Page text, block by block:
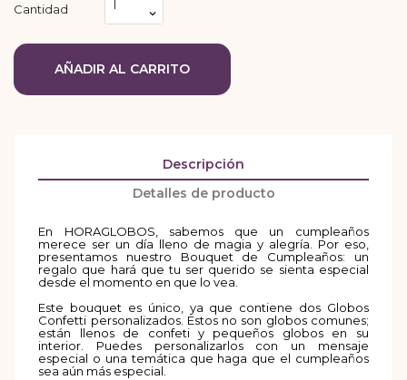
Cantidad
AÑADIR AL CARRITO
Descripción
Detalles de producto
En HORAGLOBOS, sabemos que un cumpleaños
merece ser un día lleno de magia y alegría. Por eso,
presentamos nuestro Bouquet de Cumpleaños: un
regalo que hará que tu ser querido se sienta especial
desde el momento en que lo vea.
Este bouquet es único, ya que contiene dos Globos
Confetti personalizados. Estos no son globos comunes;
están llenos de confeti y pequeños globos en su
interior. Puedes personalizarlos con un mensaje
especial o una temática que haga que el cumpleaños
sea aún más especial.